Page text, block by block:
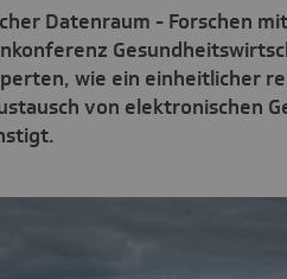
Datenraum - Forschen
wie ein einheitlicher
von elektronischen